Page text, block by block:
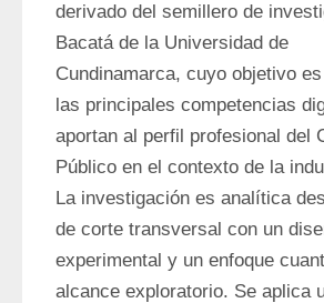
derivado del semillero de
Bacatá de la Universidad de
Cundinamarca, cuyo objetivo
las principales competencias
aportan al perfil profesional del
Público en el contexto de la
La investigación es analítica
de corte transversal con un
experimental y un enfoque
alcance exploratorio. Se aplica